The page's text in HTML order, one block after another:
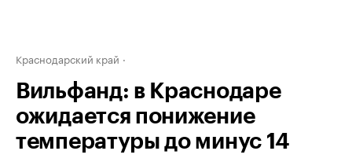
Краснодарский край
Вильфанд: в Краснодаре
ожидается понижение
температуры до минус 14